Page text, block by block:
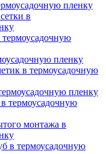
пленку
в
пленку
в термоусадочную
пленку
термоусадочную
монтажа в
в термоусадочную